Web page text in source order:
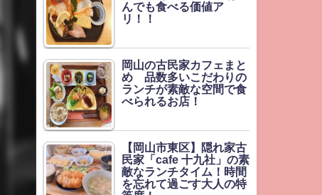
んでも食べる価値ア
リ！！
岡山の古民家カフェまと
め 品数多いこだわりの
ランチが素敵な空間で食
べられるお店！
【岡山市東区】隠れ家古
民家「cafe 十九社」の素
敵なランチタイム！時間
を忘れて過ごす大人の特